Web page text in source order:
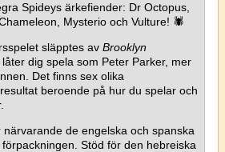
Spideys ärkefiender: Dr Octopus,
Mysterio och Vulture! 🕷
släpptes av Brooklyn
dig spela som Peter Parker, mer
Det finns sex olika
beroende på hur du spelar och
de engelska och spanska
Stöd för den hebreiska